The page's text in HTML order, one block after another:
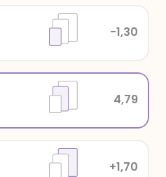
+1,70
4,79
-1,30